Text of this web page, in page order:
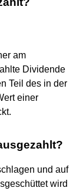
am
Dividende
Teil des in der
einer
und auf
wird